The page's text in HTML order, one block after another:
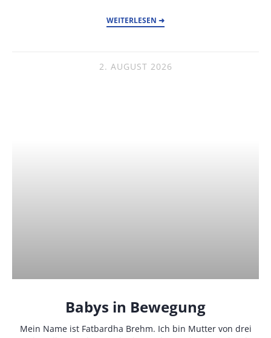
WEITERLESEN ➜
2. AUGUST 2026
Babys in Bewegung
Mein Name ist Fatbardha Brehm. Ich bin Mutter von drei